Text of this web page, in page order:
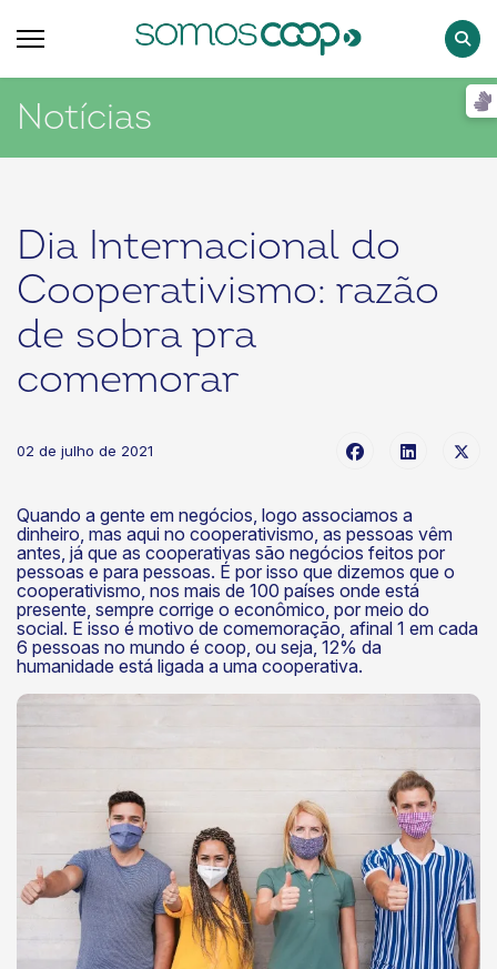
Notícias
Dia Internacional do
Cooperativismo: razão
de sobra pra
comemorar
02 de julho de 2021
Quando a gente em negócios, logo associamos a
dinheiro, mas aqui no cooperativismo, as pessoas vêm
antes, já que as cooperativas são negócios feitos por
pessoas e para pessoas. É por isso que dizemos que o
cooperativismo, nos mais de 100 países onde está
presente, sempre corrige o econômico, por meio do
social. E isso é motivo de comemoração, afinal 1 em cada
6 pessoas no mundo é coop, ou seja, 12% da
humanidade está ligada a uma cooperativa.